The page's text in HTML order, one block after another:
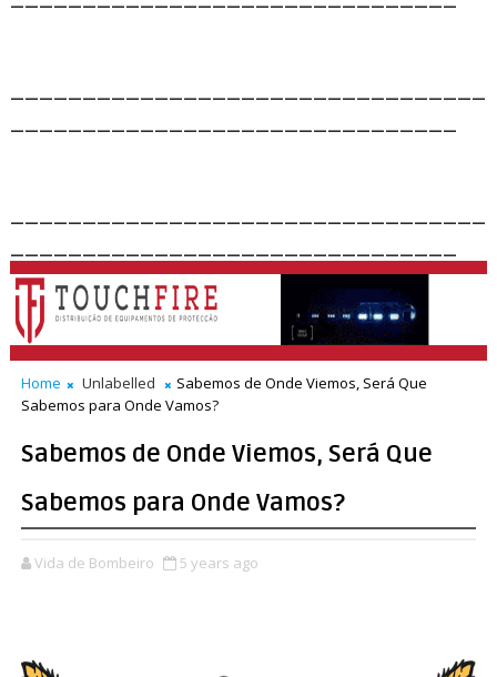
Home Unlabelled
Sabemos de Onde Viemos, Será Que
Sabemos para Onde Vamos?
Sabemos de Onde Viemos, Será Que
Sabemos para Onde Vamos?
Vida de Bombeiro 5 years ago